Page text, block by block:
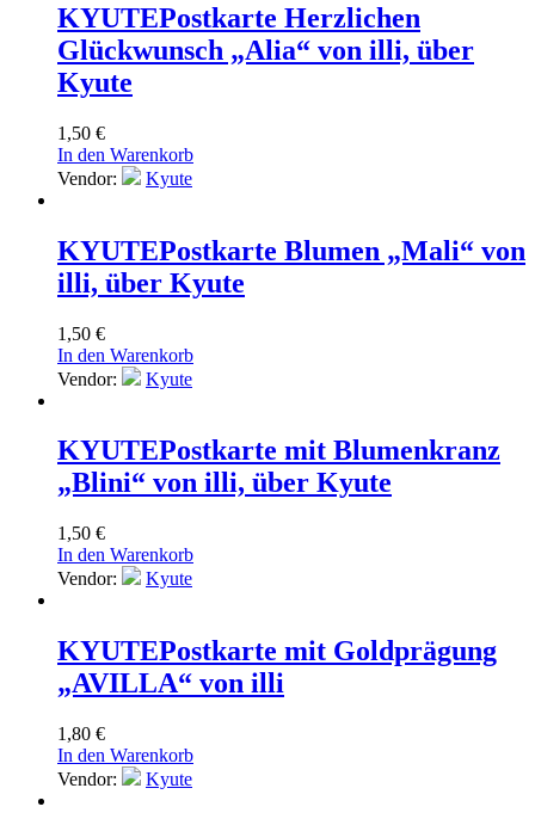
KYUTEPostkarte Herzlichen
Glückwunsch „Alia“ von illi, über
Kyute
1,50 €
In den Warenkorb
Vendor:
Kyute
KYUTEPostkarte Blumen „Mali“ von
illi, über Kyute
1,50 €
In den Warenkorb
Vendor:
Kyute
KYUTEPostkarte mit Blumenkranz
„Blini“ von illi, über Kyute
1,50 €
In den Warenkorb
Vendor:
Kyute
KYUTEPostkarte mit Goldprägung
„AVILLA“ von illi
1,80 €
In den Warenkorb
Vendor:
Kyute